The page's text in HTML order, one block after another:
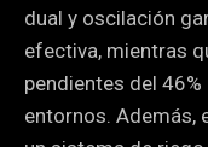
dual y oscilación
efectiva, mientras
pendientes del
entornos. Además,